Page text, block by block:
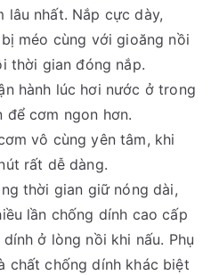
lâu nhất. Nắp cực dày,
méo cùng với gioăng nồi
thời gian đóng nắp.
hành lúc hơi nước ở trong
để cơm ngon hơn.
vô cùng yên tâm, khi
rất dễ dàng.
thời gian giữ nóng dài,
lần chống dính cao cấp
ở lòng nồi khi nấu. Phụ
chất chống dính khác biệt